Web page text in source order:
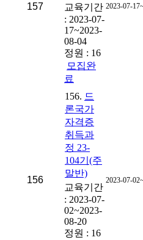
157
교육기간
: 2023-07-
17~2023-
08-04
정원 : 16
모집완
료
2023-07-
156
156. 드
론국가
자격증
취득과
정 23-
104기(주
말반)
교육기간
: 2023-07-
02~2023-
08-20
정원 : 16
2023-07-